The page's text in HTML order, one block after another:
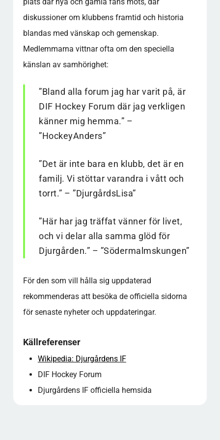
diskussioner om klubbens framtid och historia
blandas med vänskap och gemenskap.
Medlemmarna vittnar ofta om den speciella
känslan av samhörighet:
”Bland alla forum jag har varit på, är
DIF Hockey Forum där jag verkligen
känner mig hemma.” –
”HockeyAnders”
”Det är inte bara en klubb, det är en
familj. Vi stöttar varandra i vått och
torrt.” – ”DjurgårdsLisa”
”Här har jag träffat vänner för livet,
och vi delar alla samma glöd för
Djurgården.” – ”Södermalmskungen”
För den som vill hålla sig uppdaterad
rekommenderas att besöka de officiella sidorna
för senaste nyheter och uppdateringar.
Källreferenser
Wikipedia: Djurgårdens IF
DIF Hockey Forum
Djurgårdens IF officiella hemsida